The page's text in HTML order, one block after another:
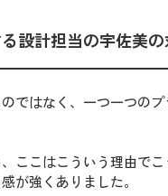
設計担当の宇佐美
ではなく、一つ一つの
ここはこういう理由で
が強くありました。